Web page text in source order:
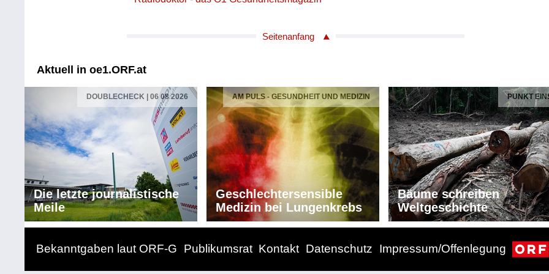
Seitenanfang
Aktuell in oe1.ORF.at
DOUBLECHECK | 06 08 2026
Die letzte journalistische
Meile
AM PULS - GESUNDHEIT UND MEDIZIN
Geschlechtersensible
Medizin bei Lungenkrebs
PUNKT
Bäume schreiben
Weltgeschichte
Bekanntgaben laut ORF-G Publikumsrat Kontakt Datenschutz Impressum/Offenlegung